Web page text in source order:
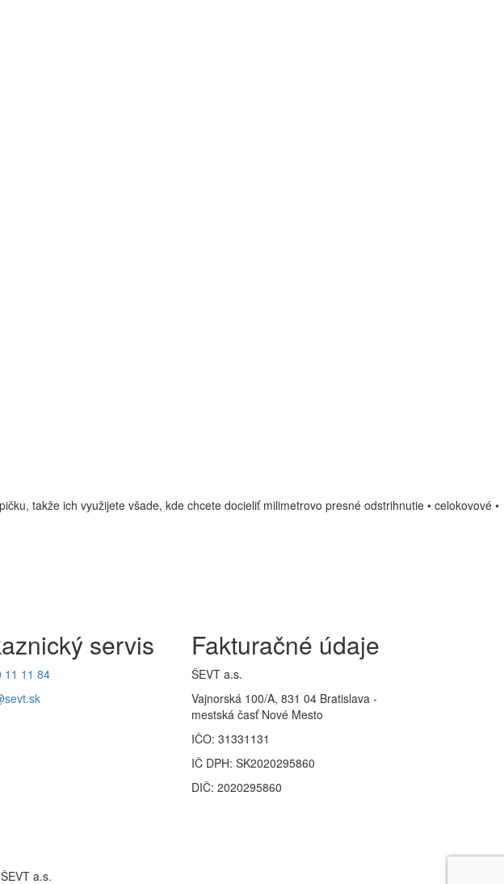
takže ich využijete všade, kde chcete docieliť milimetrovo presné odstrihnutie • celokovové •
servis
11 11 84
Fakturačné údaje
ŠEVT a.s.
Vajnorská 100/A, 831 04 Bratislava -
mestská časť Nové Mesto
IČO: 31331131
IČ DPH: SK2020295860
DIČ: 2020295860
a.s.